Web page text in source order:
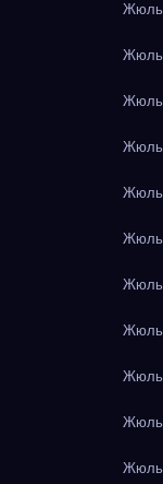
Жюль
Жюль
Жюль
Жюль
Жюль
Жюль
Жюль
Жюль
Жюль
Жюль
Жюль